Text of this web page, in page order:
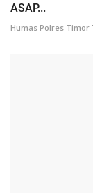
ASAP...
Humas Polres Timor